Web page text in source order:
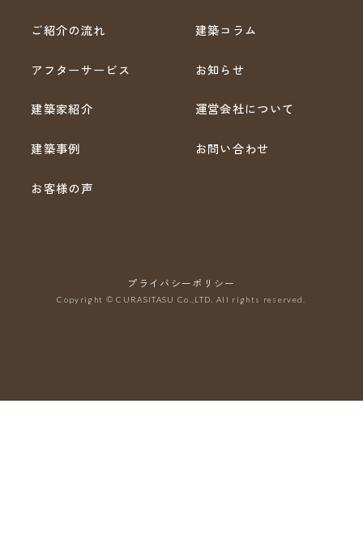
ご紹介の流れ
アフターサービス
建築家紹介
建築事例
お客様の声
建築コラム
お知らせ
運営会社について
お問い合わせ
プライバシーポリシー
Copyright © CURASITASU Co.,LTD. All rights reserved.